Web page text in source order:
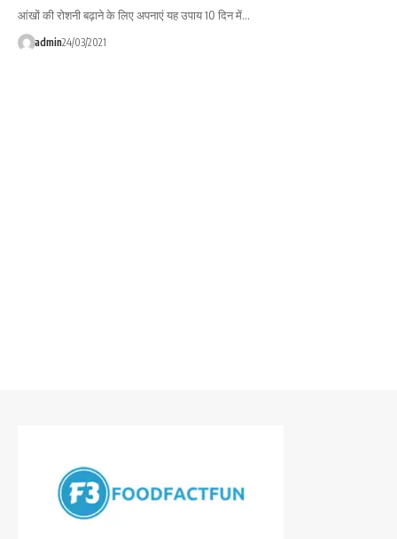
आंखों की रोशनी बढ़ाने के लिए अपनाएं यह उपाय 10 दिन में…
admin24/03/2021